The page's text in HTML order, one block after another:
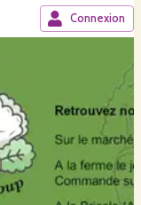
Connexion